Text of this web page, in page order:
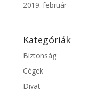
2019. február
Kategóriák
Biztonság
Cégek
Divat